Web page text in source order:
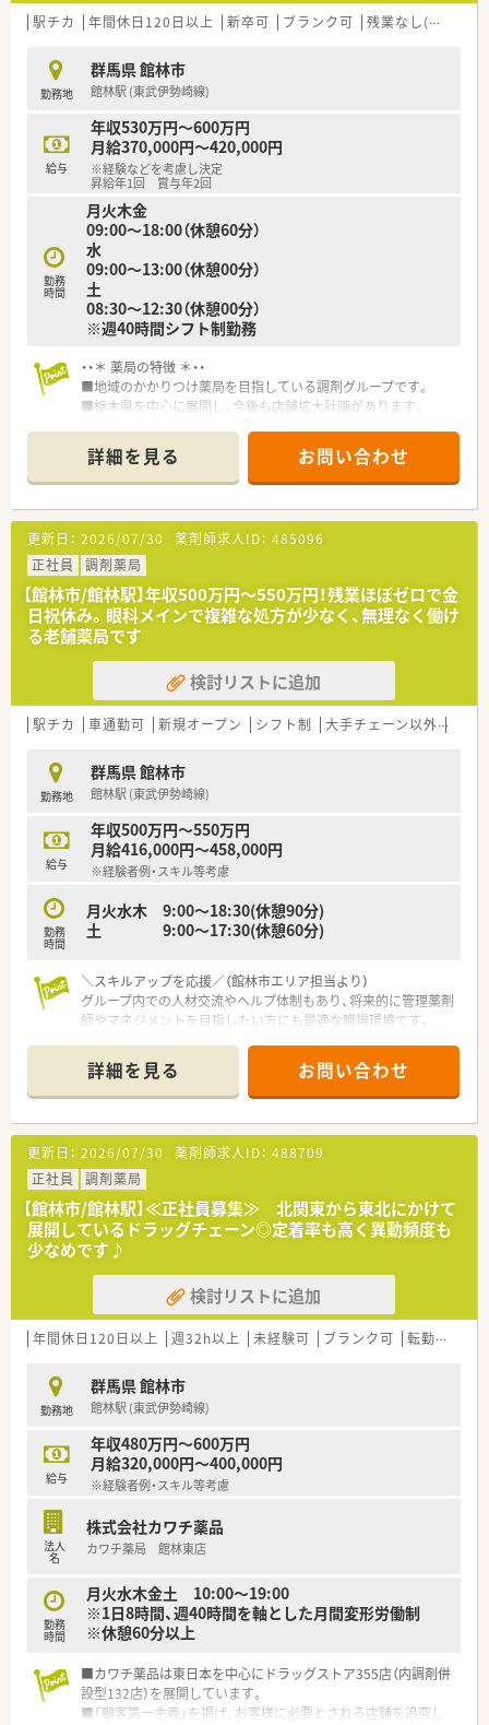
駅チカ 年間休日120日以上 新卒可 ブランク可 残業なし(ほぼなし含む)
勤務地
群馬県 館林市
館林駅 (東武伊勢崎線)
給与
年収530万円～600万円
月給370,000円～420,000円
※経験などを考慮し決定
昇給年1回 賞与年2回
勤務
時間
月火木金
09:00～18:00（休憩60分）
水
09:00～13:00（休憩00分）
土
08:30～12:30（休憩00分）
※週40時間シフト制勤務
・・＊ 薬局の特徴 ＊・・
■地域のかかりつけ薬局を目指している調剤グループです。
■栃木県を中心に展開し、今後も店舗拡大計画があります。
を大切にしている企業です。
■地域密着型の調剤薬局として地域活動やイベント開催に力を
入れています。
■新卒の受け入れも積極的にしており、社内の風通しもよく働き
やすい社風です。
■働き方に制限のある薬剤師さん向けに準社員制度もあります
ので、気になる方はお気軽にお問合せ下さい！
詳細を見る お問い合わせ
更新日： 2026/07/30 薬剤師求人ID： 485096
正社員
調剤薬局
【館林市/館林駅】年収500万円～550万円！残業ほぼゼロで金
日祝休み。眼科メインで複雑な処方が少なく、無理なく働け
る老舗薬局です
検討リストに追加
駅チカ 車通勤可 新規オープン シフト制 大手チェーン以外
勤務地
群馬県 館林市
館林駅 (東武伊勢崎線)
給与
年収500万円～550万円
月給416,000円～458,000円
※経験者例・スキル等考慮
勤務
時間
月火水木 9:00～18:30(休憩90分)
土 9:00～17:30(休憩60分)
＼スキルアップを応援／（館林市エリア担当より）
グループ内での人材交流やヘルプ体制もあり、将来的に管理薬剤
師やマネジメントを目指したい方にも最適な職場環境です。
【店舗情報と応需状況について】
■館林駅より徒歩10分圏内に位置しており、眼科処方箋を1日約
100枚応需している地域密着型の調剤薬局です。
■9割以上が門前クリニックからの眼科処方となっており、複雑
な処方がほとんどないため落ち着いて業務に取り組めます。
■薬剤師複数名体制による複数監査を実施しており、安心して患
者様へお薬をお渡しできる安全な体制を整えております。
【募集背景と求める人物像について】
■今回は欠員補充のための募集となっており、地域の皆様に愛さ
れる薬局づくりに貢献していただける方を求めております。
■ノルマ等に追われることなく、まずはご来局いただいた患者様
へご満足いただけるサービス対応を優先できる方を歓迎しま
す。
■将来的な店舗展開も見据えており、管理薬剤師を目指したい方
す。
【法人特徴について】
■群馬県と栃木県を中心に複数店舗を展開しており、創業60年
を超える歴史と実績を持つ安定した老舗の薬局グループです。
■地域密着型の店舗展開を行っており、ドライブスルーや在宅対
応など幅広いニーズに応えるスタイルで患者様をお迎えしま
■グループ薬局間の人材交流やヘルプ体制が充実しており、急な
お休みや長期休暇にも柔軟に対応できる協力体制があります。
【職場環境と雰囲気】
■月間の残業時間はほぼゼロに等しく、定時で帰宅できることが
多いためライフワークバランスを重視する方に最適です。
るため、休憩時間中はリラックスしてリフレッシュできます。
■スタッフの地元採用を推進しており、アットホームな雰囲気の
中で地域の皆様に頼られる店舗を目指して日々業務に励んでい
詳細を見る お問い合わせ
更新日： 2026/07/30 薬剤師求人ID： 488709
正社員
調剤薬局
【館林市/館林駅】≪正社員募集≫ 北関東から東北にかけて
展開しているドラッグチェーン◎定着率も高く異動頻度も
少なめです♪
検討リストに追加
年間休日120日以上 週32h以上 未経験可 ブランク可 転勤なし
勤務地
群馬県 館林市
館林駅 (東武伊勢崎線)
給与
年収480万円～600万円
月給320,000円～400,000円
※経験者例・スキル等考慮
法人
名
株式会社カワチ薬品
カワチ薬局 館林東店
勤務
時間
月火水木金土 10:00～19:00
※1日8時間、週40時間を軸とした月間変形労働制
※休憩60分以上
■カワチ薬品は東日本を中心にドラッグストア355店（内調剤併
設型132店）を展開しています。
■「顧客第一主義」を掲げ、お客様に必要とされる店舗を追究し